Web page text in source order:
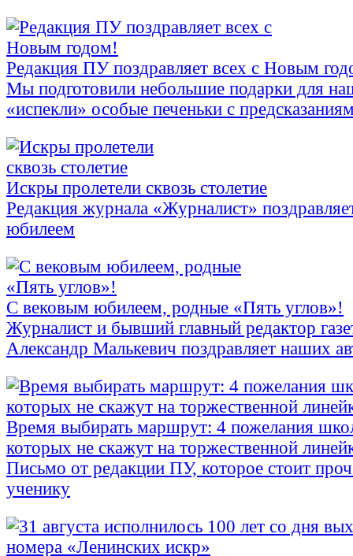
Редакция ПУ поздравляет всех с Новым
Мы подготовили небольшие подарки для
«испекли» особые печеньки с
Искры пролетели сквозь столетие
Редакция журнала «Журналист»
юбилеем
С вековым юбилеем, родные «Пять углов»!
Журналист и бывший главный редактор
Александр Малькевич поздравляет наших
Время выбирать маршрут: 4 пожелания
которых не скажут на торжественной
Письмо от редакции ПУ, которое стоит
ученику